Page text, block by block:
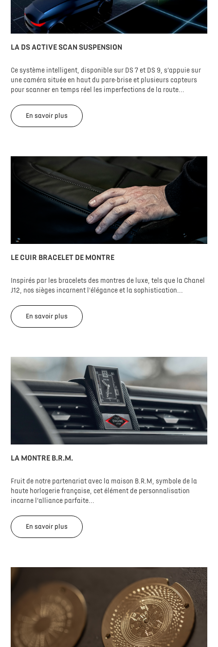
LA DS ACTIVE SCAN SUSPENSION
Ce système intelligent, disponible sur DS 7 et DS 9, s’appuie sur
une caméra située en haut du pare-brise et plusieurs capteurs
pour scanner en temps réel les imperfections de la route...
En savoir plus
LE CUIR BRACELET DE MONTRE
Inspirés par les bracelets des montres de luxe, tels que la Chanel
J12, nos sièges incarnent l'élégance et la sophistication...
En savoir plus
LA MONTRE B.R.M.
Fruit de notre partenariat avec la maison B.R.M, symbole de la
haute horlogerie française, cet élément de personnalisation
incarne l’alliance parfaite...
En savoir plus